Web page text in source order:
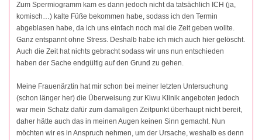
Zum Spermiogramm kam es dann jedoch nicht da tatsächlich ICH (ja,
komisch…) kalte Füße bekommen habe, sodass ich den Termin
abgeblasen habe, da ich uns einfach noch mal die Zeit geben wollte.
Ganz entspannt ohne Stress. Deshalb habe ich mich auch hier gelöscht.
Auch die Zeit hat nichts gebracht sodass wir uns nun entschieden
haben der Sache endgültig auf den Grund zu gehen.
Meine Frauenärztin hat mir schon bei meiner letzten Untersuchung
(schon länger her) die Überweisung zur Kiwu Klinik angeboten jedoch
war mein Schatz dafür zum damaligen Zeitpunkt überhaupt nicht bereit,
daher hätte auch das in meinen Augen keinen Sinn gemacht. Nun
möchten wir es in Anspruch nehmen, um der Ursache, weshalb es denn